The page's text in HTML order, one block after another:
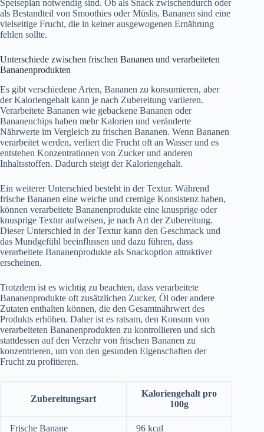
Speiseplan notwendig sind. Ob als Snack zwischendurch oder
als Bestandteil von Smoothies oder Müslis, Bananen sind eine
vielseitige Frucht, die in keiner ausgewogenen Ernährung
fehlen sollte.
Unterschiede zwischen frischen Bananen und verarbeiteten
Bananenprodukten
Es gibt verschiedene Arten, Bananen zu konsumieren, aber
der Kaloriengehalt kann je nach Zubereitung variieren.
Verarbeitete Bananen wie gebackene Bananen oder
Bananenchips haben mehr Kalorien und veränderte
Nährwerte im Vergleich zu frischen Bananen. Wenn Bananen
verarbeitet werden, verliert die Frucht oft an Wasser und es
entstehen Konzentrationen von Zucker und anderen
Inhaltsstoffen. Dadurch steigt der Kaloriengehalt.
Ein weiterer Unterschied besteht in der Textur. Während
frische Bananen eine weiche und cremige Konsistenz haben,
können verarbeitete Bananenprodukte eine knusprige oder
knusprige Textur aufweisen, je nach Art der Zubereitung.
Dieser Unterschied in der Textur kann den Geschmack und
das Mundgefühl beeinflussen und dazu führen, dass
verarbeitete Bananenprodukte als Snackoption attraktiver
erscheinen.
Trotzdem ist es wichtig zu beachten, dass verarbeitete
Bananenprodukte oft zusätzlichen Zucker, Öl oder andere
Zutaten enthalten können, die den Gesamtnährwert des
Produkts erhöhen. Daher ist es ratsam, den Konsum von
verarbeiteten Bananenprodukten zu kontrollieren und sich
stattdessen auf den Verzehr von frischen Bananen zu
konzentrieren, um von den gesunden Eigenschaften der
Frucht zu profitieren.
Zubereitungsart
Kaloriengehalt pro
100g
Frische Banane 96 kcal